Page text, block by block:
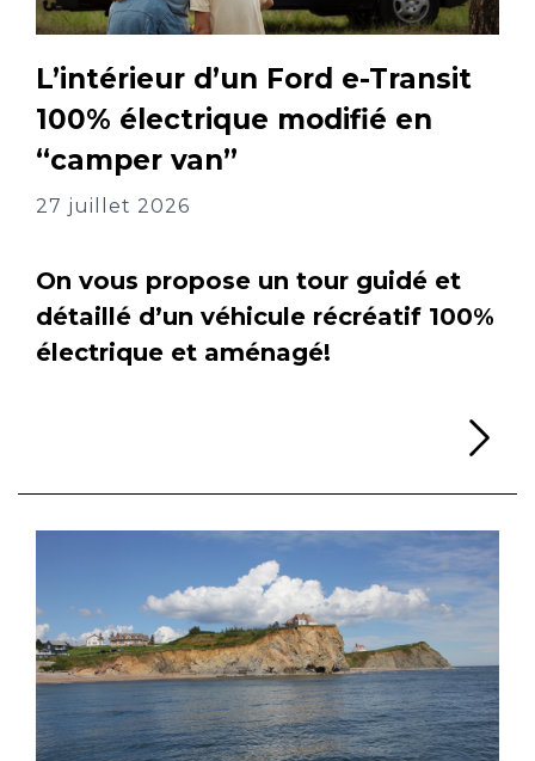
L’intérieur d’un Ford e-Transit
100% électrique modifié en
“camper van”
27 juillet 2026
On vous propose un tour guidé et
détaillé d’un véhicule récréatif 100%
électrique et aménagé!